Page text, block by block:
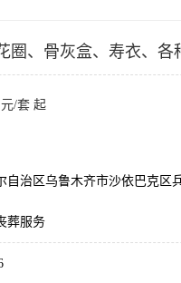
圈、骨灰盒、寿衣、各
元/套 起
自治区乌鲁木齐市沙依巴克区
葬服务